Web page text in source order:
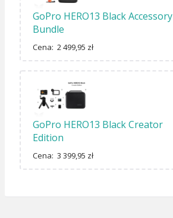
GoPro HERO13 Black Accessory
Bundle
Cena: 2 499,95 zł
GoPro HERO13 Black Creator
Edition
Cena: 3 399,95 zł